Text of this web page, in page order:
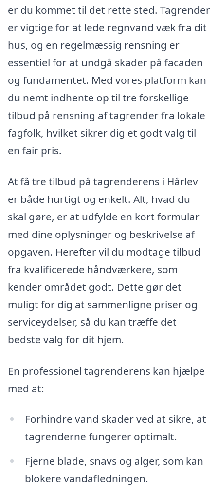
er du kommet til det rette sted. Tagrender
er vigtige for at lede regnvand væk fra dit
hus, og en regelmæssig rensning er
essentiel for at undgå skader på facaden
og fundamentet. Med vores platform kan
du nemt indhente op til tre forskellige
tilbud på rensning af tagrender fra lokale
fagfolk, hvilket sikrer dig et godt valg til
en fair pris.
At få tre tilbud på tagrenderens i Hårlev
er både hurtigt og enkelt. Alt, hvad du
skal gøre, er at udfylde en kort formular
med dine oplysninger og beskrivelse af
opgaven. Herefter vil du modtage tilbud
fra kvalificerede håndværkere, som
kender området godt. Dette gør det
muligt for dig at sammenligne priser og
serviceydelser, så du kan træffe det
bedste valg for dit hjem.
En professionel tagrenderens kan hjælpe
med at:
Forhindre vand skader ved at sikre, at
tagrenderne fungerer optimalt.
Fjerne blade, snavs og alger, som kan
blokere vandafledningen.